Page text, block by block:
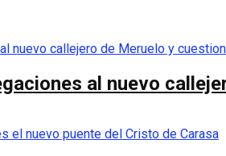
al nuevo